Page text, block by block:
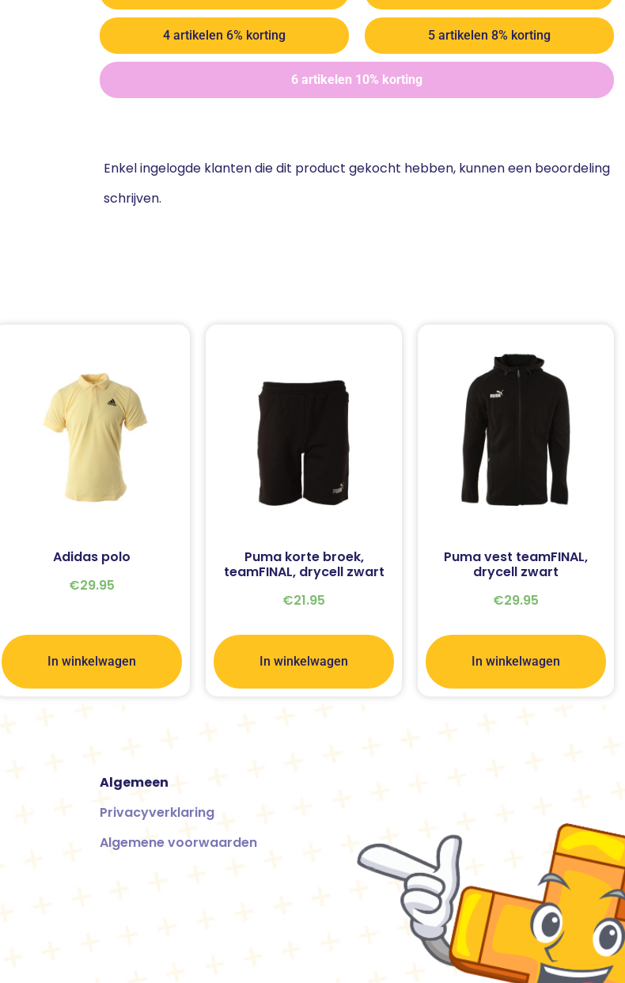
4 artikelen 6% korting 5 artikelen 8% korting
6 artikelen 10% korting
Enkel ingelogde klanten die dit product gekocht hebben, kunnen een beoordeling
schrijven.
Adidas polo
€29.95
In winkelwagen
Puma korte broek,
teamFINAL, drycell zwart
€21.95
In winkelwagen
Puma vest teamFINAL,
drycell zwart
€29.95
In winkelwagen
Algemeen
Privacyverklaring
Algemene voorwaarden